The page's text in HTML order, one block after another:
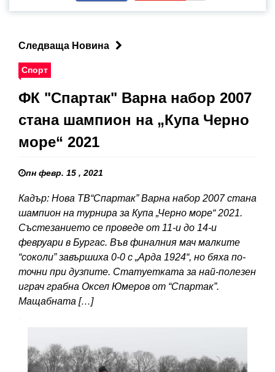
Следваща Новина
Спорт
ФК "Спартак" Варна набор 2007
стана шампион на „Купа Черно
море“ 2021
пн февр. 15 , 2021
Кадър: Нова ТВ“Спартак” Варна набор 2007 стана
шампион на турнира за Купа „Черно море“ 2021.
Състезанието се проведе от 11-и до 14-и
февруари в Бургас. Във финалния мач малките
“соколи” завършиха 0-0 с „Арда 1924“, но бяха по-
точни при дузпите. Статуетката за най-полезен
играч грабна Оксел Юмеров от “Спартак”.
Мащабната […]